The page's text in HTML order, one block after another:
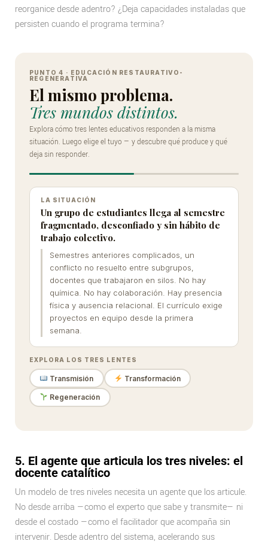
reorganice desde adentro? ¿Deja capacidades instaladas que
persisten cuando el programa termina?
Comparador
interactivo:
tres
lentes
educativos
frente
mismo
problema
PUNTO 4 · EDUCACIÓN RESTAURATIVO-
REGENERATIVA
El mismo problema.
Tres mundos distintos.
Explora cómo tres lentes educativos responden a la misma
situación. Luego elige el tuyo — y descubre qué produce y qué
deja sin responder.
LA SITUACIÓN
Un grupo de estudiantes llega al semestre
fragmentado, desconfiado y sin hábito de
trabajo colectivo.
Semestres anteriores complicados, un
conflicto no resuelto entre subgrupos,
docentes que trabajaron en silos. No hay
química. No hay colaboración. Hay presencia
física y ausencia relacional. El currículo exige
proyectos en equipo desde la primera
semana.
EXPLORA LOS TRES LENTES
Transmisión Transformación
Regeneración
5. El agente que articula los tres niveles: el
docente catalítico
Un modelo de tres niveles necesita un agente que los articule.
No desde arriba —como el experto que sabe y transmite— ni
desde el costado —como el facilitador que acompaña sin
intervenir. Desde adentro del sistema, acelerando sus